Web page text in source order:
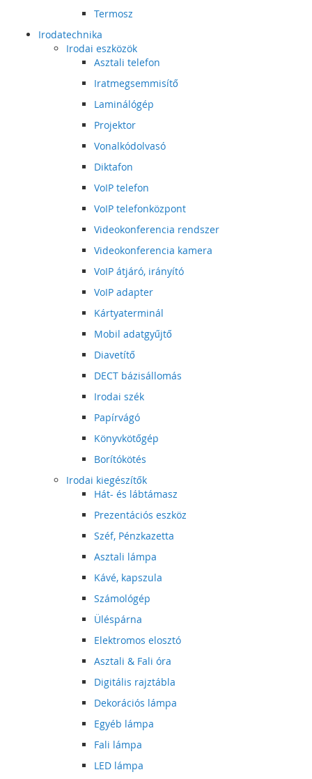
Termosz
Irodatechnika
Irodai eszközök
Asztali telefon
Iratmegsemmisítő
Laminálógép
Projektor
Vonalkódolvasó
Diktafon
VoIP telefon
VoIP telefonközpont
Videokonferencia rendszer
Videokonferencia kamera
VoIP átjáró, irányító
VoIP adapter
Kártyaterminál
Mobil adatgyűjtő
Diavetítő
DECT bázisállomás
Irodai szék
Papírvágó
Könyvkötőgép
Borítókötés
Irodai kiegészítők
Hát- és lábtámasz
Prezentációs eszköz
Széf, Pénzkazetta
Asztali lámpa
Kávé, kapszula
Számológép
Üléspárna
Elektromos elosztó
Asztali & Fali óra
Digitális rajztábla
Dekorációs lámpa
Egyéb lámpa
Fali lámpa
LED lámpa